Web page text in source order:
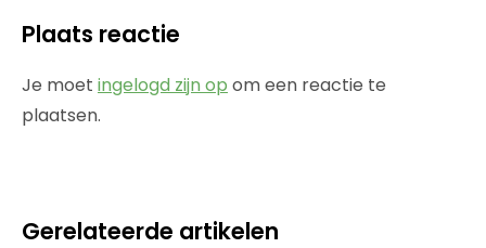
Plaats reactie
Je moet ingelogd zijn op om een reactie te
plaatsen.
Gerelateerde artikelen